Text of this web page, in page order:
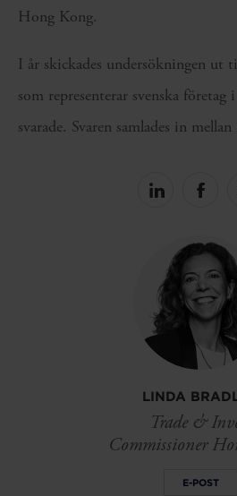
LINDA
Trade &
Commissioner
E-POST
Hong Kong.
I år skickades undersökningen ut
som representerar svenska
svarade. Svaren samlades in
Share
Share